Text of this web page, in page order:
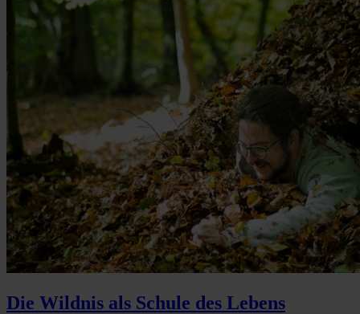
Die Wildnis als Schule des Lebens